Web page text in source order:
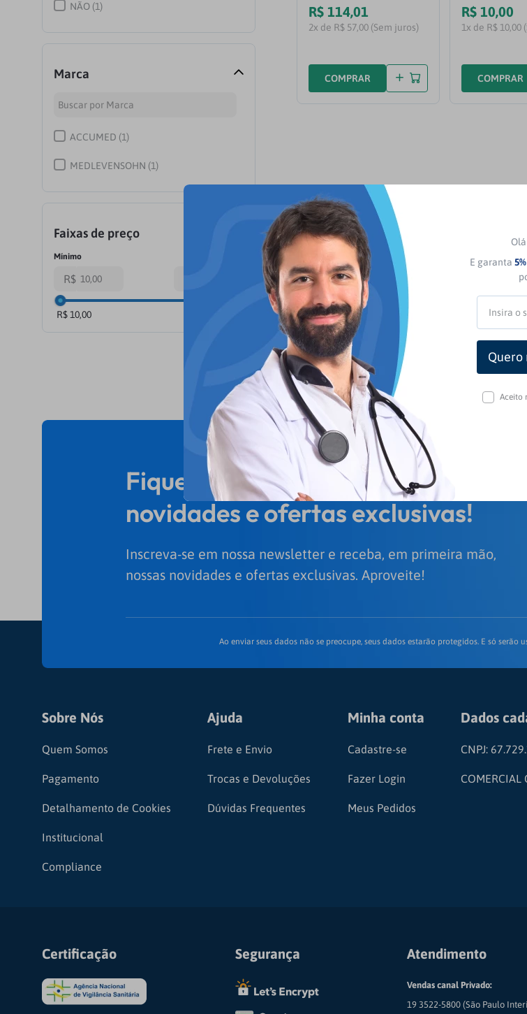
E garanta
Aceito
NÃO (1)
Marca
ACCUMED (1)
MEDLEVENSOHN (1)
Faixas de preço
R$
R$ 10,00
R$ 114,01
2x de R$ 57,00 (Sem juros)
COMPRAR
R$ 10,00
1x de R$ 10,00
COMPRAR
Fique por dentro das nossas
novidades e ofertas exclusivas!
Inscreva-se em nossa newsletter e receba, em primeira mão,
nossas novidades e ofertas exclusivas. Aproveite!
Ao enviar seus dados não se preocupe, seus dados estarão protegidos. E só serão
Sobre Nós
Quem Somos
Pagamento
Detalhamento de Cookies
Institucional
Compliance
Ajuda
Frete e Envio
Trocas e Devoluções
Dúvidas Frequentes
Minha conta
Cadastre-se
Fazer Login
Meus Pedidos
Dados
CNPJ:
COMERCIAL
Certificação Segurança Atendimento
Vendas canal Privado:
19 3522-5800 (São Paulo